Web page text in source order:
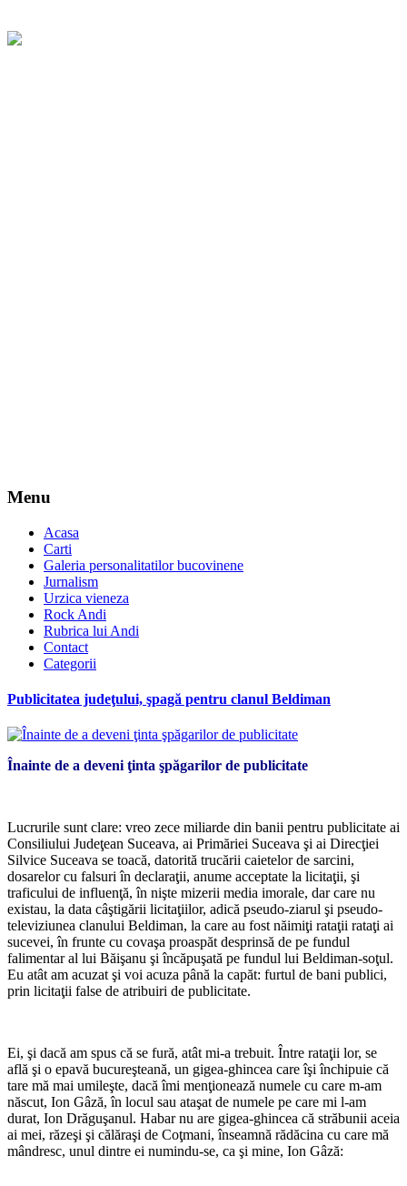
Menu
Acasa
Carti
Galeria personalitatilor bucovinene
Jurnalism
Urzica vieneza
Rock Andi
Rubrica lui Andi
Contact
Categorii
Publicitatea judeţului, şpagă pentru clanul Beldiman
Înainte de a deveni ţinta şpăgarilor de publicitate
Lucrurile sunt clare: vreo zece miliarde din banii pentru publicitate ai
Consiliului Judeţean Suceava, ai Primăriei Suceava şi ai Direcţiei
Silvice Suceava se toacă, datorită trucării caietelor de sarcini,
dosarelor cu falsuri în declaraţii, anume acceptate la licitaţii, şi
traficului de influenţă, în nişte mizerii media imorale, dar care nu
existau, la data câştigării licitaţiilor, adică pseudo-ziarul şi pseudo-
televiziunea clanului Beldiman, la care au fost năimiţi rataţii rataţi ai
sucevei, în frunte cu covaşa proaspăt desprinsă de pe fundul
falimentar al lui Băişanu şi încăpuşată pe fundul lui Beldiman-soţul.
Eu atât am acuzat şi voi acuza până la capăt: furtul de bani publici,
prin licitaţii false de atribuiri de publicitate.
Ei, şi dacă am spus că se fură, atât mi-a trebuit. Între rataţii lor, se
află şi o epavă bucureşteană, un gigea-ghincea care îşi închipuie că
tare mă mai umileşte, dacă îmi menţionează numele cu care m-am
născut, Ion Gâză, în locul sau ataşat de numele pe care mi l-am
durat, Ion Drăguşanul. Habar nu are gigea-ghincea că străbunii aceia
ai mei, răzeşi şi călăraşi de Coţmani, înseamnă rădăcina cu care mă
mândresc, unul dintre ei numindu-se, ca şi mine, Ion Gâză: